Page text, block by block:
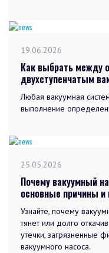
19.06.2026
Как выбрать между
двухступенчатым
Любая вакуумная
выполнение
25.05.2026
Почему вакуумный
основные причины и
Узнайте, почему
тянет или долго
утечки, загрязненные
вакуумного насоса.